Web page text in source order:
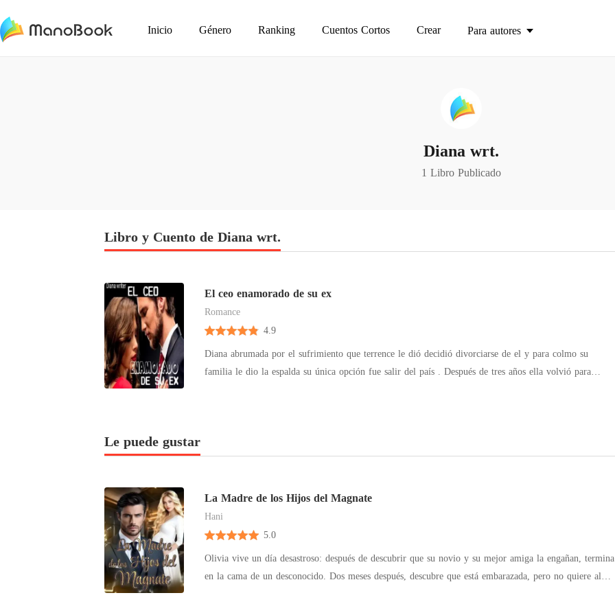
Inicio Género Ranking Cuentos Cortos Crear Para autores
Diana wrt.
1 Libro Publicado
Libro y Cuento de Diana wrt.
El ceo enamorado de su ex
Romance
4.9
Diana abrumada por el sufrimiento que terrence le dió decidió divorciarse de el y para colmo su
familia le dio la espalda su única opción fue salir del país . Después de tres años ella volvió para
Le puede gustar
La Madre de los Hijos del Magnate
Hani
5.0
Olivia vive un día desastroso: después de descubrir que su novio y su mejor amiga la engañan, termina
en la cama de un desconocido. Dos meses después, descubre que está embarazada, pero no quiere al